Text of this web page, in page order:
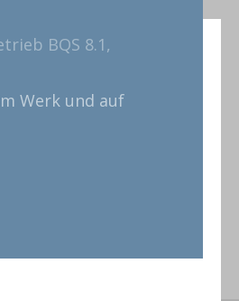
BQS 8.1,
Werk und auf